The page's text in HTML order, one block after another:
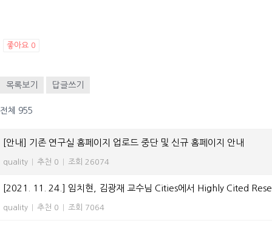
좋아요 0
목록보기 답글쓰기
전체 955
[안내] 기존 연구실 홈페이지 업로드 중단 및 신규 홈페이지 안내
quality 추천 0 조회 26074
[2021. 11. 24.] 임치현, 김광재 교수님 Cities에서 Highly Cited
quality 추천 0 조회 7064